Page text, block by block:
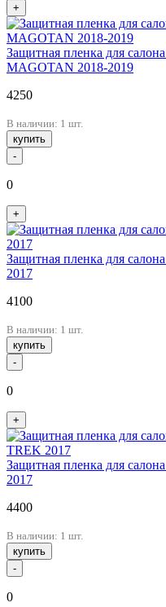
+
Защитная пленка для
MAGOTAN 2018-2019
4250
В наличии: 1 шт.
купить
-
0
+
Защитная пленка для
2017
4100
В наличии: 1 шт.
купить
-
0
+
Защитная пленка для
2017
4400
В наличии: 1 шт.
купить
-
0